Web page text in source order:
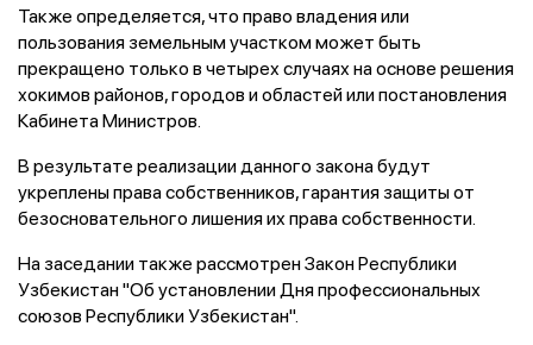
Также определяется, что право владения или
пользования земельным участком может быть
прекращено только в четырех случаях на основе решения
хокимов районов, городов и областей или постановления
Кабинета Министров.
В результате реализации данного закона будут
укреплены права собственников, гарантия защиты от
безосновательного лишения их права собственности.
На заседании также рассмотрен Закон Республики
Узбекистан "Об установлении Дня профессиональных
союзов Республики Узбекистан".